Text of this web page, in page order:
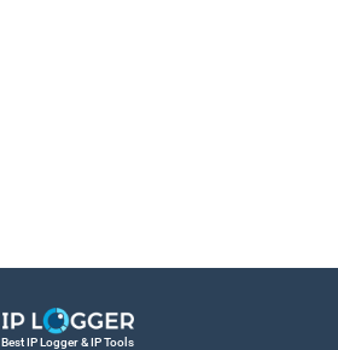
Best IP Logger & IP Tools